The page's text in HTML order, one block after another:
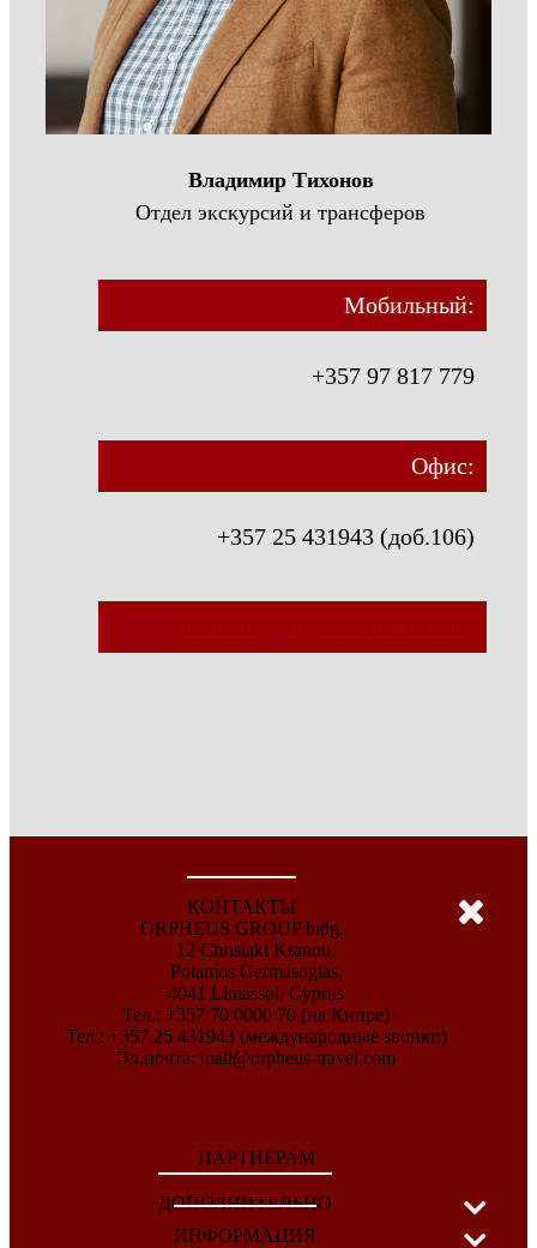
Владимир Тихонов
Отдел экскурсий и трансферов
Мобильный:
+357 97 817 779
Офис:
+357 25 431943 (доб.106)
КОНТАКТЫ
ORPHEUS GROUP bldg.
12 Christaki Kranou,
Potamos Germasogias,
4041 Limassol, Cyprus
Тел.: +357 70 0000 70 (на Кипре)
Тел.: +357 25 431943 (международные звонки)
Эл.почта:mail@orpheus-travel.com
ПАРТНЕРАМ
ДОПОЛНИТЕЛЬНО
ИНФОРМАЦИЯ